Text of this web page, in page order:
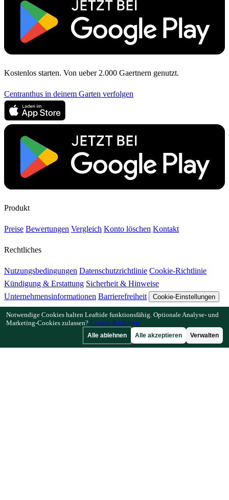
Kostenlos starten. Von ueber 2.000 Gaertnern genutzt.
Centranthus in deinem Garten verfolgen
Produkt
Preise Bewertungen Vergleich Konto löschen Kontakt
Rechtliches
Nutzungsbedingungen Datenschutzrichtlinie Cookie-Richtlinie
Kündigung & Erstattung Sicherheit & Hinweise
Unternehmensinformationen Barrierefreiheit Cookie-Einstellungen
Funktionen
Beetplaner-Anleitung Pflanzenbibliothek
Notwendige Cookies halten Leaftide funktionsfähig. Optionale Analyse- und
Marketing-Cookies zulassen? Cookie-Richtlinie
Alle ablehnen Alle akzeptieren Verwalten